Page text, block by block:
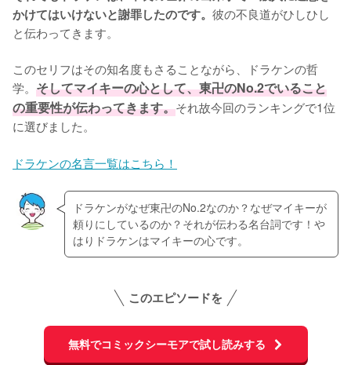
かけてはいけないと謝罪したのです。 彼の不良道がひしひし
と伝わってきます。
このセリフはその知名度もさることながら、ドラケンの哲
学。 そしてマイキーの心として、東卍のNo.2でいること
の重要性が伝わってきます。それ故今回のランキングで1位
に選びました。
ドラケンの名言一覧はこちら！
ドラケンがなぜ東卍のNo.2なのか？なぜマイキーが
頼りにしているのか？それが伝わる名台詞です！や
はりドラケンはマイキーの心です。
このエピソードを
無料でコミックシーモアで試し読みする